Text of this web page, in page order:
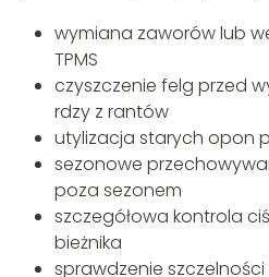
wymiana zaworów lub
TPMS
czyszczenie felg przed
rdzy z rantów
utylizacja starych opon
sezonowe
poza sezonem
szczegółowa kontrola
bieżnika
sprawdzenie